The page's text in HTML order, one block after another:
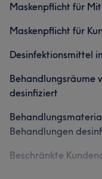
Maskenpflicht für
Maskenpflicht für
Desinfektionsmittel
Behandlungsräume
desinfiziert
Behandlungen
Beschränkte